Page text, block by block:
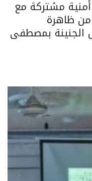
مشتركة مع
من ظاهرة
الجنينة بمصطفى